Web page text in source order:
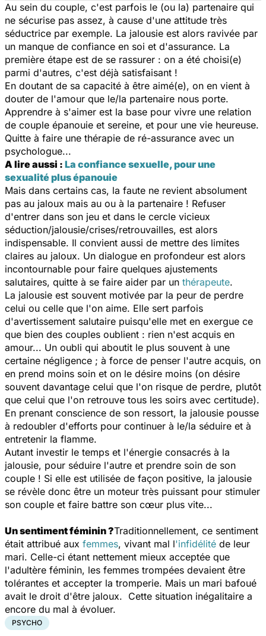
Au sein du couple, c'est parfois le (ou la) partenaire qui
ne sécurise pas assez, à cause d'une attitude très
séductrice par exemple. La jalousie est alors ravivée par
un manque de confiance en soi et d'assurance. La
première étape est de se rassurer : on a été choisi(e)
parmi d'autres, c'est déjà satisfaisant !
En doutant de sa capacité à être aimé(e), on en vient à
douter de l'amour que le/la partenaire nous porte.
Apprendre à s'aimer est la base pour vivre une relation
de couple épanouie et sereine, et pour une vie heureuse.
Quitte à faire une thérapie de ré-assurance avec un
psychologue...
A lire aussi : La confiance sexuelle, pour une
sexualité plus épanouie
Mais dans certains cas, la faute ne revient absolument
pas au jaloux mais au ou à la partenaire ! Refuser
d'entrer dans son jeu et dans le cercle vicieux
séduction/jalousie/crises/retrouvailles, est alors
indispensable. Il convient aussi de mettre des limites
claires au jaloux. Un dialogue en profondeur est alors
incontournable pour faire quelques ajustements
salutaires, quitte à se faire aider par un thérapeute.
La jalousie est souvent motivée par la peur de perdre
celui ou celle que l'on aime. Elle sert parfois
d'avertissement salutaire puisqu'elle met en exergue ce
que bien des couples oublient : rien n'est acquis en
amour... Un oubli qui aboutit le plus souvent à une
certaine négligence ; à force de penser l'autre acquis, on
en prend moins soin et on le désire moins (on désire
souvent davantage celui que l'on risque de perdre, plutôt
que celui que l'on retrouve tous les soirs avec certitude).
En prenant conscience de son ressort, la jalousie pousse
à redoubler d'efforts pour continuer à le/la séduire et à
entretenir la flamme.
Autant investir le temps et l'énergie consacrés à la
jalousie, pour séduire l'autre et prendre soin de son
couple ! Si elle est utilisée de façon positive, la jalousie
se révèle donc être un moteur très puissant pour stimuler
son couple et faire battre son cœur plus vite...
Un sentiment féminin ?Traditionnellement, ce sentiment
était attribué aux femmes, vivant mal l'infidélité de leur
mari. Celle-ci étant nettement mieux acceptée que
l'adultère féminin, les femmes trompées devaient être
tolérantes et accepter la tromperie. Mais un mari bafoué
avait le droit d'être jaloux. Cette situation inégalitaire a
encore du mal à évoluer.
PSYCHO